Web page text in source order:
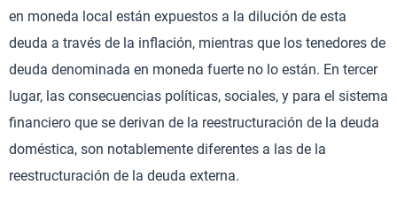
en moneda local están expuestos a la dilución de esta
deuda a través de la inflación, mientras que los tenedores de
deuda denominada en moneda fuerte no lo están. En tercer
lugar, las consecuencias políticas, sociales, y para el sistema
financiero que se derivan de la reestructuración de la deuda
doméstica, son notablemente diferentes a las de la
reestructuración de la deuda externa.